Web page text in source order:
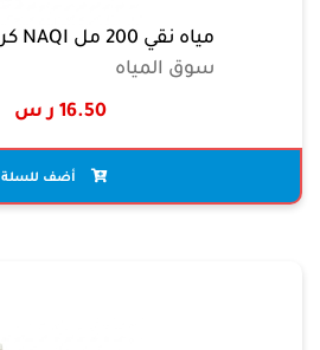
مياه نقي 200 مل NAQI كرتون 48 قارورة
سوق المياه
16.50 ر س
أضف للسلة